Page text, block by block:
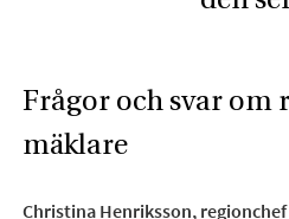
Frågor och svar om
mäklare
Christina Henriksson,